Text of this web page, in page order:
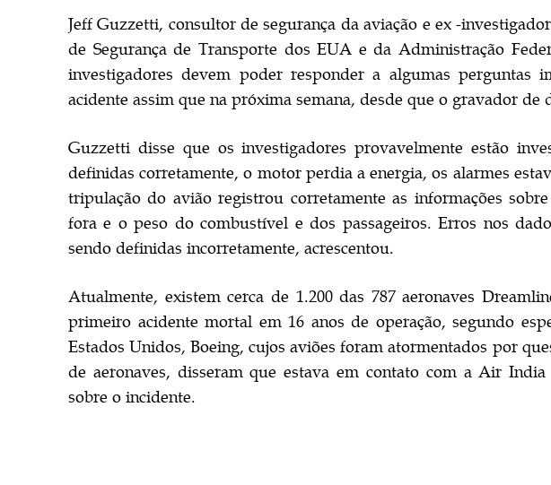
Jeff Guzzetti, consultor de segurança da aviação e ex -
de Segurança de Transporte dos EUA e da Administração
investigadores devem poder responder a algumas perguntas
acidente assim que na próxima semana, desde que o gravador de
Guzzetti disse que os investigadores provavelmente estão
definidas corretamente, o motor perdia a energia, os alarmes
tripulação do avião registrou corretamente as informações
fora e o peso do combustível e dos passageiros. Erros nos
sendo definidas incorretamente, acrescentou.
Atualmente, existem cerca de 1.200 das 787 aeronaves
primeiro acidente mortal em 16 anos de operação, segundo
Estados Unidos, Boeing, cujos aviões foram atormentados por
de aeronaves, disseram que estava em contato com a Air
sobre o incidente.